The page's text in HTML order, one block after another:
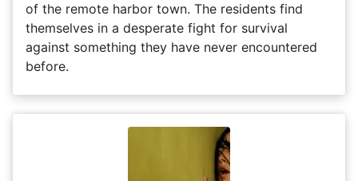
of the remote harbor town. The residents find
themselves in a desperate fight for survival
against something they have never encountered
before.